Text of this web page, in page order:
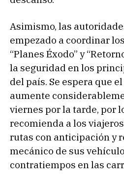
Asimismo, las
empezado a coordinar
“Planes Éxodo” y
la seguridad en los
del país. Se espera que
aumente
viernes por la tarde, por
recomienda a los
rutas con anticipación y
mecánico de sus
contratiempos en las